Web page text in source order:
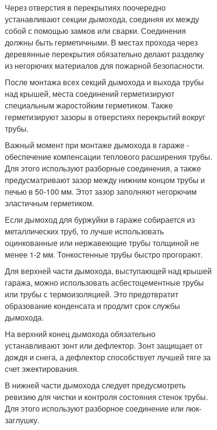
Через отверстия в перекрытиях поочередно
устанавливают секции дымохода, соединяя их между
собой с помощью замков или сварки. Соединения
должны быть герметичными. В местах прохода через
деревянные перекрытия обязательно делают разделку
из негорючих материалов для пожарной безопасности.
После монтажа всех секций дымохода и выхода трубы
над крышей, места соединений герметизируют
специальным жаростойким герметиком. Также
герметизируют зазоры в отверстиях перекрытий вокруг
трубы.
Важный момент при монтаже дымохода в гараже -
обеспечение компенсации теплового расширения трубы.
Для этого используют разборные соединения, а также
предусматривают зазор между нижним концом трубы и
печью в 50-100 мм. Этот зазор заполняют негорючим
эластичным герметиком.
Если дымоход для буржуйки в гараже собирается из
металлических труб, то лучше использовать
оцинкованные или нержавеющие трубы толщиной не
менее 1-2 мм. Тонкостенные трубы быстро прогорают.
Для верхней части дымохода, выступающей над крышей
гаража, можно использовать асбестоцементные трубы
или трубы с термоизоляцией. Это предотвратит
образование конденсата и продлит срок службы
дымохода.
На верхний конец дымохода обязательно
устанавливают зонт или дефлектор. Зонт защищает от
дождя и снега, а дефлектор способствует лучшей тяге за
счет эжектирования.
В нижней части дымохода следует предусмотреть
ревизию для чистки и контроля состояния стенок трубы.
Для этого используют разборное соединение или люк-
заглушку.